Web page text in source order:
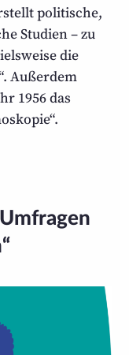
politische,
Studien – zu
die
Außerdem
1956 das